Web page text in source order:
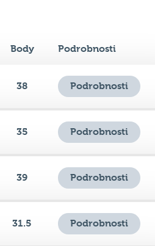
35 Podrobnosti
39 Podrobnosti
31.5 Podrobnosti
30 Podrobnosti